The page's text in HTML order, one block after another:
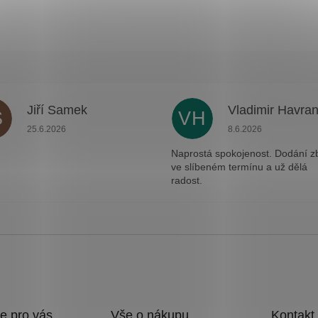
Jiří Samek
Hodnocení obchodu je 5 z 5 hvězdiček.
25.6.2026 VH Vladimir Havran
Hodnocení
8.6.2026
Naprostá spokojenost. Dodání
ve slíbeném termínu a už dělá
radost.
pro vás Vše o nákupu Kontakt